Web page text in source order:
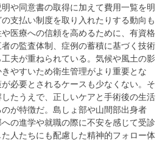
や同意書の取得に加えて費用一覧を明
支払い制度を取り入れたりする動向も
医療への信頼を高めるために、有資格
の監査体制、症例の蓄積に基づく技術
夫が重ねられている。気候や風土の影
やすいため衛生管理がより重要とな
必要とされるケースも少なくない。そ
たうえで、正しいケアと手術後の生活
が特徴だ。島しょ部や山間部出身者
の進学や就職の際に不安を感じて受診
人たちにも配慮した精神的フォロー体